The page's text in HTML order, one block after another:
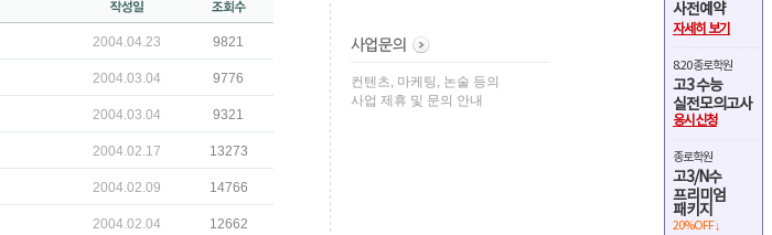
사전예약
자세히 보기
8.20 종로학원
고3 수능
실전모의고사
응시신청
종로학원
고3/N수
프리미엄
패키지
20%OFF ↓
2004.04.23 9821
2004.03.04 9776
2004.03.04 9321
2004.02.17 13273
2004.02.09 14766
2004.02.04 12662
컨텐츠, 마케팅, 논술 등의
사업 제휴 및 문의 안내